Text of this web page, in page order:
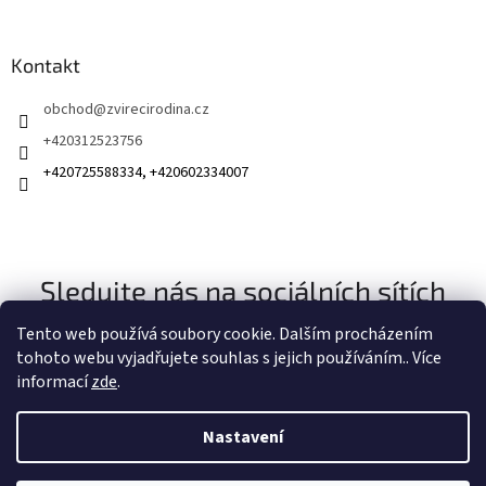
Tento web používá soubory cookie. Dalším procházením
tohoto webu vyjadřujete souhlas s jejich používáním.. Více
informacízde.
Nastavení
Kontakt
obchod@zvirecirodina.cz
+420312523756
+420725588334, +420602334007
Sledujte nás na sociálních sítích
Vytvořil Shoptet